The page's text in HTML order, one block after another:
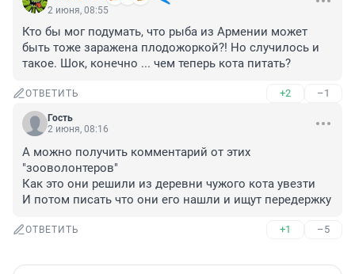
2 июня, 08:55
Кто бы мог подумать, что рыба из Армении может
быть тоже заражена плодожоркой?! Но случилось и
такое. Шок, конечно ... чем теперь кота питать?
ОТВЕТИТЬ +2 –1
Гость
2 июня, 08:16
А можно получить комментарий от этих
"зооволонтеров"
Как это они решили из деревни чужого кота увезти
И потом писать что они его нашли и ищут передержку
ОТВЕТИТЬ +1 –5